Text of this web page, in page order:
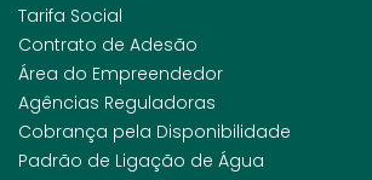
Tarifa Social
Contrato de Adesão
Área do Empreendedor
Agências Reguladoras
Cobrança pela Disponibilidade
Padrão de Ligação de Água